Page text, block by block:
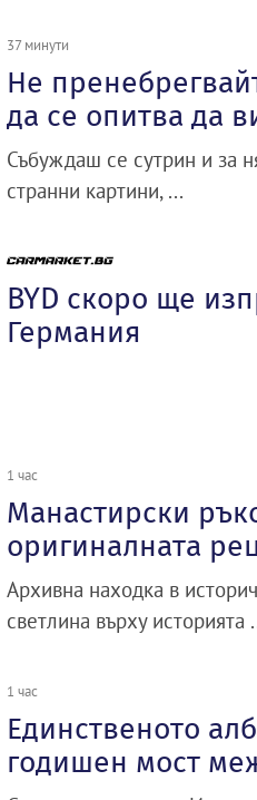
37 минути
Не
да се опитва да
Събуждаш се сутрин и за
странни картини, ...
BYD скоро ще
Германия
1 час
Манастирски
оригиналната
Архивна находка в
светлина върху историята
1 час
Единственото
годишен мост